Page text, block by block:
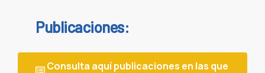
Publicaciones:
Consulta aquí publicaciones en las que